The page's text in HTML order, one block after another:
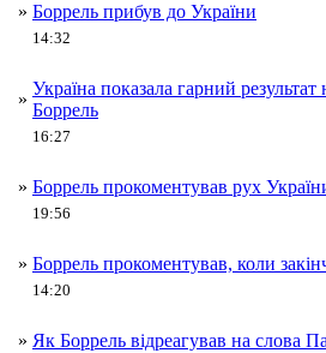
» Боррель прибув до України
14:32
»
Україна показала гарний
Боррель
16:27
» Боррель прокоментував рух
19:56
» Боррель прокоментував, коли
14:20
» Як Боррель відреагував на слова